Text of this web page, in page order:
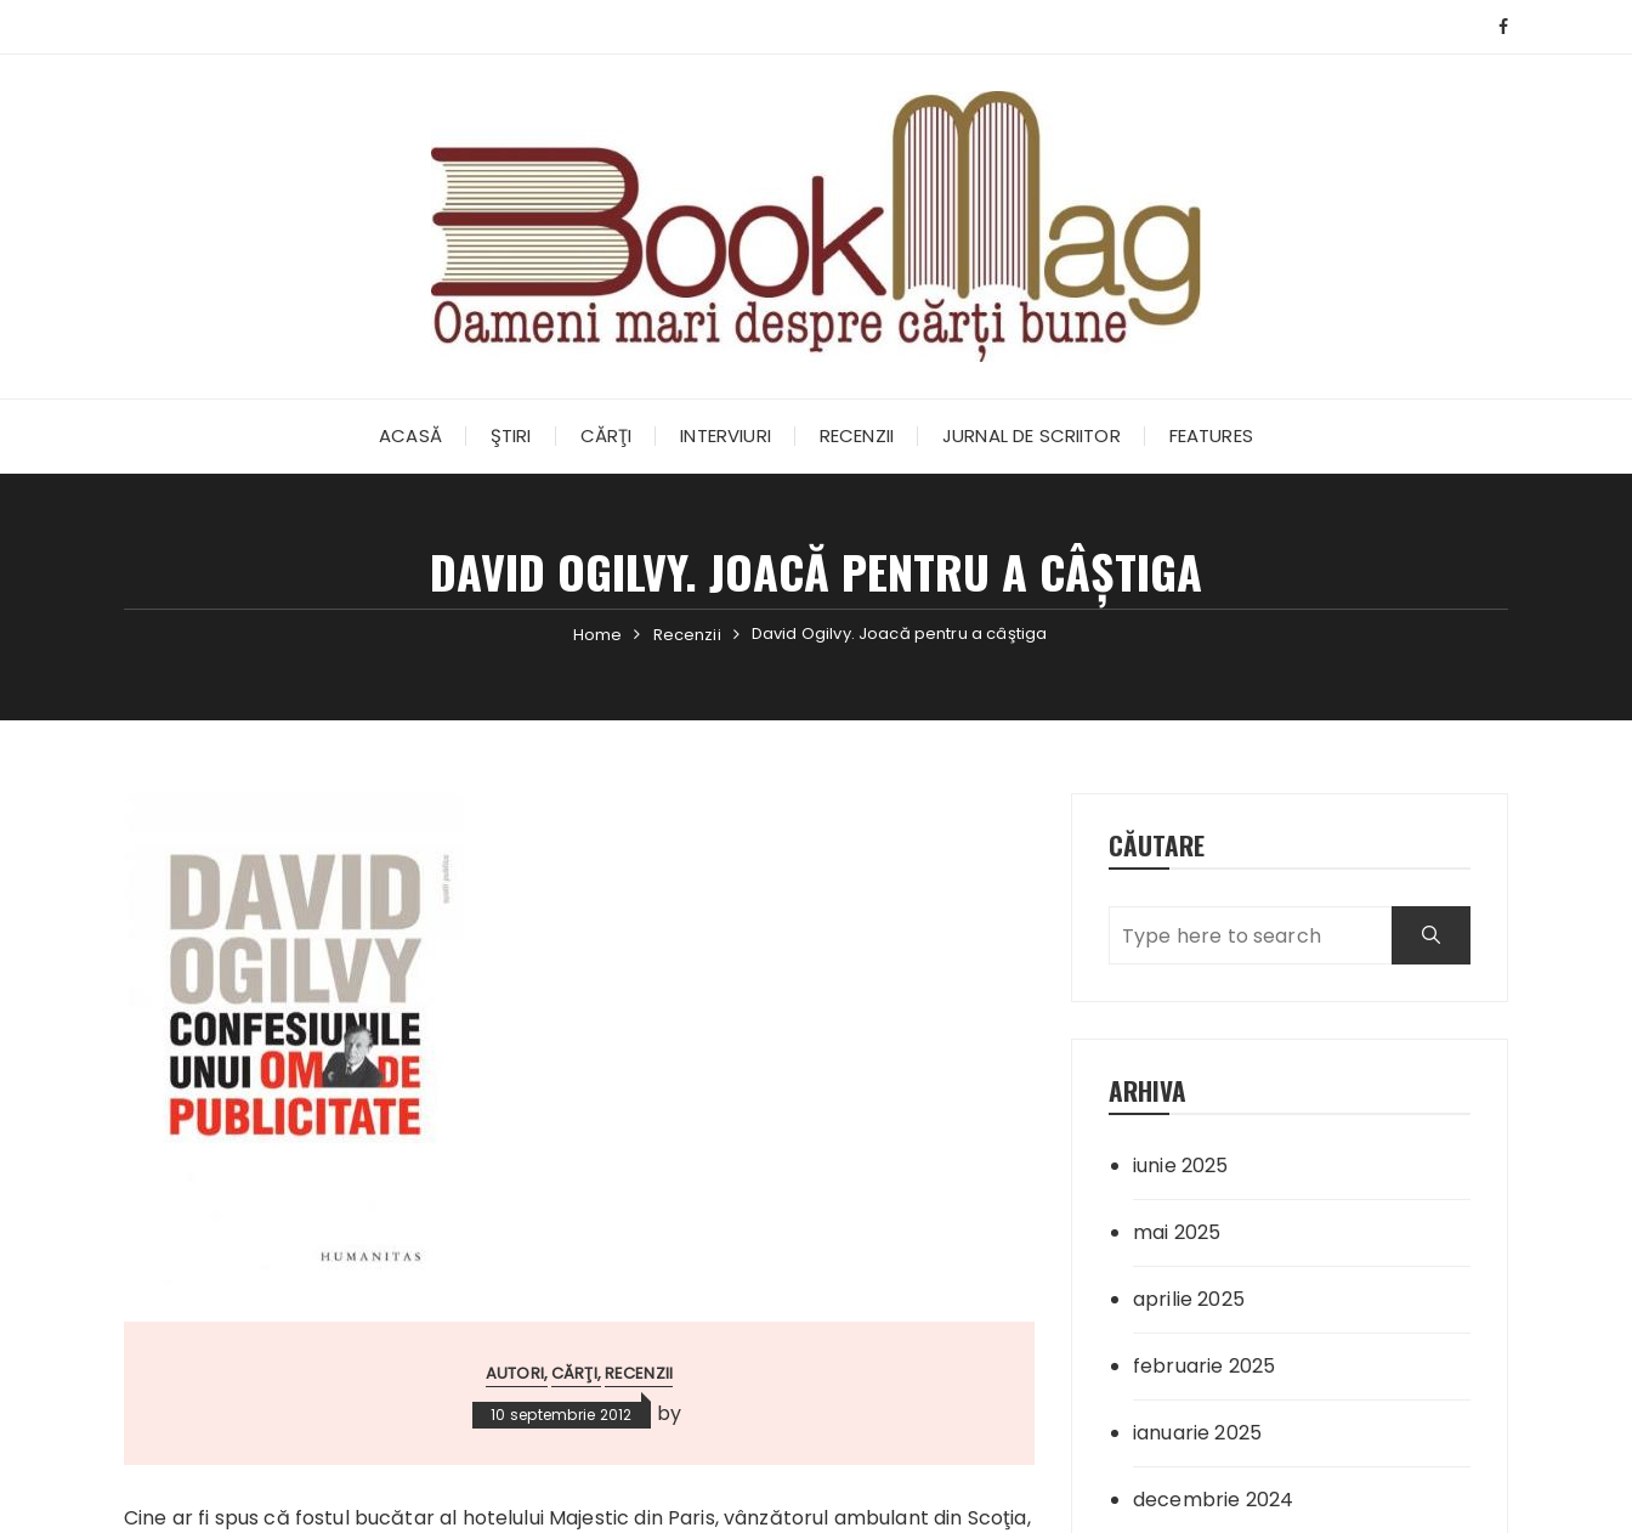
ACASĂ ŞTIRI CĂRŢI INTERVIURI RECENZII JURNAL DE SCRIITOR FEATURES
DAVID OGILVY. JOACĂ PENTRU A CÂŞTIGA
Home Recenzii David Ogilvy. Joacă pentru a câştiga
AUTORI CĂRŢI RECENZII
10 septembrie 2012 by
Cine ar fi spus că fostul bucătar al hotelului Majestic din Paris, vânzătorul ambulant din Scoţia,
CĂUTARE
ARHIVA
iunie 2025
mai 2025
aprilie 2025
februarie 2025
ianuarie 2025
decembrie 2024